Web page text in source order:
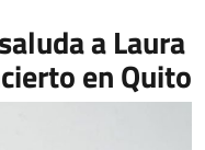
a Laura
en Quito